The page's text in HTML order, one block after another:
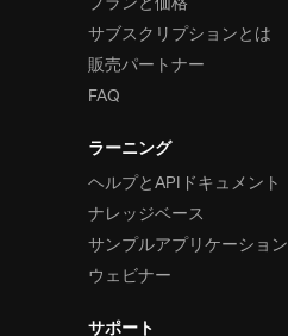
サブスクリプションとは
販売パートナー
FAQ
ラーニング
ヘルプとAPIドキュメント
ナレッジベース
サンプルアプリケーション
ウェビナー